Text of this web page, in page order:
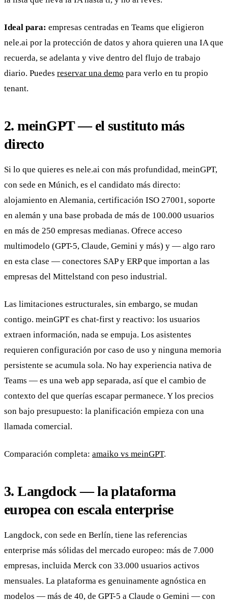
Ideal para: empresas centradas en Teams que eligieron
nele.ai por la protección de datos y ahora quieren una IA que
recuerda, se adelanta y vive dentro del flujo de trabajo
diario. Puedes reservar una demo para verlo en tu propio
tenant.
2. meinGPT — el sustituto más
directo
Si lo que quieres es nele.ai con más profundidad, meinGPT,
con sede en Múnich, es el candidato más directo:
alojamiento en Alemania, certificación ISO 27001, soporte
en alemán y una base probada de más de 100.000 usuarios
en más de 250 empresas medianas. Ofrece acceso
multimodelo (GPT-5, Claude, Gemini y más) y — algo raro
en esta clase — conectores SAP y ERP que importan a las
empresas del Mittelstand con peso industrial.
Las limitaciones estructurales, sin embargo, se mudan
contigo. meinGPT es chat-first y reactivo: los usuarios
extraen información, nada se empuja. Los asistentes
requieren configuración por caso de uso y ninguna memoria
persistente se acumula sola. No hay experiencia nativa de
Teams — es una web app separada, así que el cambio de
contexto del que querías escapar permanece. Y los precios
son bajo presupuesto: la planificación empieza con una
llamada comercial.
Comparación completa: amaiko vs meinGPT.
3. Langdock — la plataforma
europea con escala enterprise
Langdock, con sede en Berlín, tiene las referencias
enterprise más sólidas del mercado europeo: más de 7.000
empresas, incluida Merck con 33.000 usuarios activos
mensuales. La plataforma es genuinamente agnóstica en
modelos — más de 40, de GPT-5 a Claude o Gemini — con